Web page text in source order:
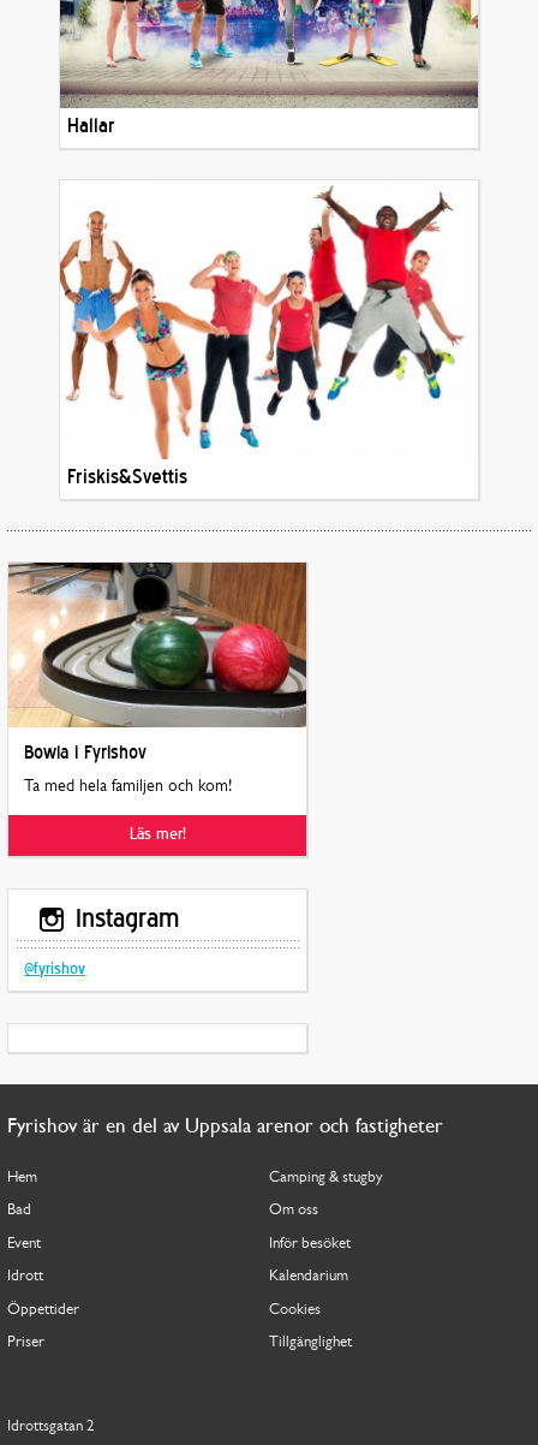
Hallar
Friskis&Svettis
Bowla i Fyrishov
Ta med hela familjen och kom!
Läs mer!
Instagram
@fyrishov
Fyrishov är en del av Uppsala arenor och fastigheter
Hem
Bad
Event
Idrott
Öppettider
Priser
Camping & stugby
Om oss
Inför besöket
Kalendarium
Cookies
Tillgänglighet
Idrottsgatan 2